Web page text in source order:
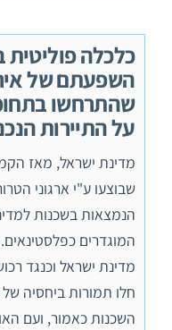
כלכלה פוליטית
השפעתם של
שהתרחשו
על התיירות
מדינת ישראל, מאז
שבוצעו ע"י ארגוני
הנמצאות בשכנות
המוגדרים כפלסטינאים.
מדינת ישראל וכנגד
חלו תמורות ביחסיה
השכנות כאמור, ועם